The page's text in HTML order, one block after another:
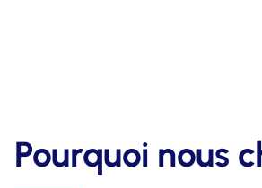
Pourquoi nous